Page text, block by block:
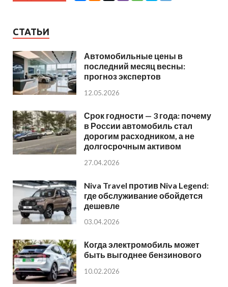
СТАТЬИ
Автомобильные цены в
последний месяц весны:
прогноз экспертов
12.05.2026
Срок годности — 3 года: почему
в России автомобиль стал
дорогим расходником, а не
долгосрочным активом
27.04.2026
Niva Travel против Niva Legend:
где обслуживание обойдется
дешевле
03.04.2026
Когда электромобиль может
быть выгоднее бензинового
10.02.2026